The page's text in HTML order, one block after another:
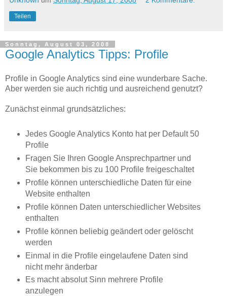
Teilen
Sonntag, August 03, 2008
Google Analytics Tipps: Profile
Profile in Google Analytics sind eine wunderbare Sache.
Aber werden sie auch richtig und ausreichend genutzt?
Zunächst einmal grundsätzliches:
Jedes Google Analytics Konto hat per Default 50
Profile
Fragen Sie Ihren Google Ansprechpartner und
Sie bekommen bis zu 100 Profile freigeschaltet
Profile können unterschiedliche Daten für eine
Website enthalten
Profile können Daten unterschiedlicher Websites
enthalten
Profile können beliebig geändert oder gelöscht
werden
Einmal in die Profile eingelaufene Daten sind
nicht mehr änderbar
Es macht absolut Sinn mehrere Profile
anzulegen